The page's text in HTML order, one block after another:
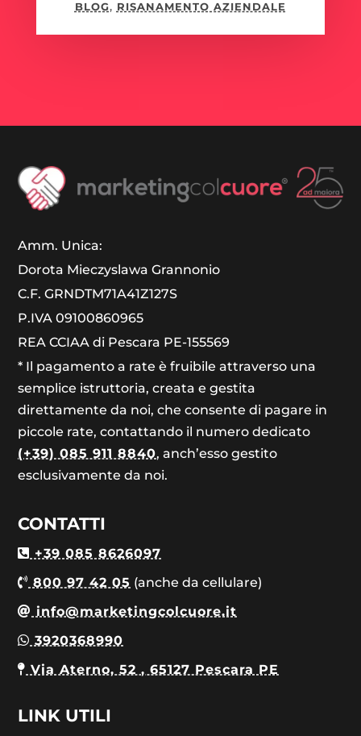
BLOG, RISANAMENTO AZIENDALE
Amm. Unica:
Dorota Mieczyslawa Grannonio
C.F. GRNDTM71A41Z127S
P.IVA 09100860965
REA CCIAA di Pescara PE-155569
* Il pagamento a rate è fruibile attraverso una
semplice istruttoria, creata e gestita
direttamente da noi, che consente di pagare in
piccole rate, contattando il numero dedicato
(+39) 085 911 8840, anch’esso gestito
esclusivamente da noi.
CONTATTI
+39 085 8626097
800 97 42 05 (anche da cellulare)
info@marketingcolcuore.it
3920368990
Via Aterno, 52 , 65127 Pescara PE
LINK UTILI